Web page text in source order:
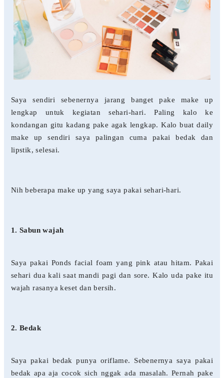
Saya sendiri sebenernya jarang banget pake make up
lengkap untuk kegiatan sehari-hari. Paling kalo ke
kondangan gitu kadang pake agak lengkap. Kalo buat daily
make up sendiri saya palingan cuma pakai bedak dan
lipstik, selesai.
Nih beberapa make up yang saya pakai sehari-hari.
1. Sabun wajah
Saya pakai Ponds facial foam yang pink atau hitam. Pakai
sehari dua kali saat mandi pagi dan sore. Kalo uda pake itu
wajah rasanya keset dan bersih.
2. Bedak
Saya pakai bedak punya oriflame. Sebenernya saya pakai
bedak apa aja cocok sich nggak ada masalah. Pernah pake